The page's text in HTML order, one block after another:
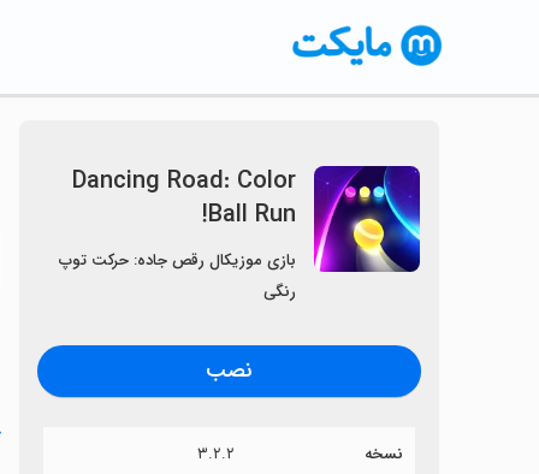
Dancing Road: Color
Ball Run!
بازی موزیکال رقص جاده: حرکت توپ
رنگی
نصب
نسخه ۳.۲.۲